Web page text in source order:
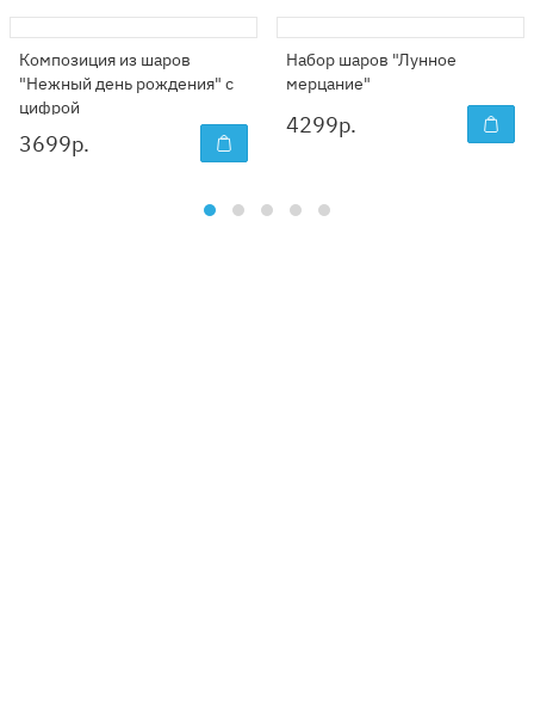
Композиция из шаров
"Нежный день рождения" с
цифрой
3699р.
Набор шаров "Лунное
мерцание"
4299р.